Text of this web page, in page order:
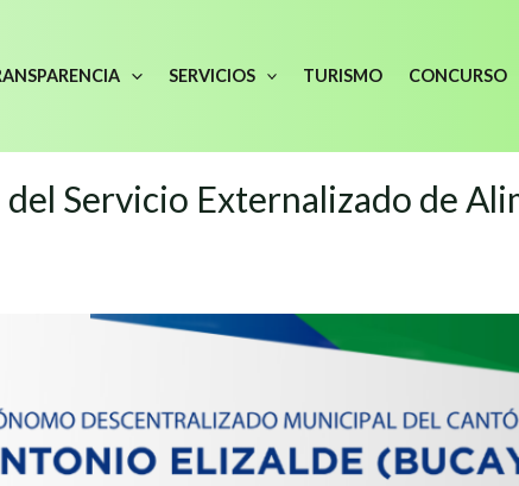
SERVICIOS TURISMO CONCURSO
Servicio Externalizado de